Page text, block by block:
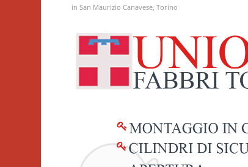
inSan Maurizio Canavese,Torino